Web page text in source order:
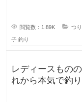
閲覧数：1.89K つ
子 釣り
レディースものの
れから本気で釣